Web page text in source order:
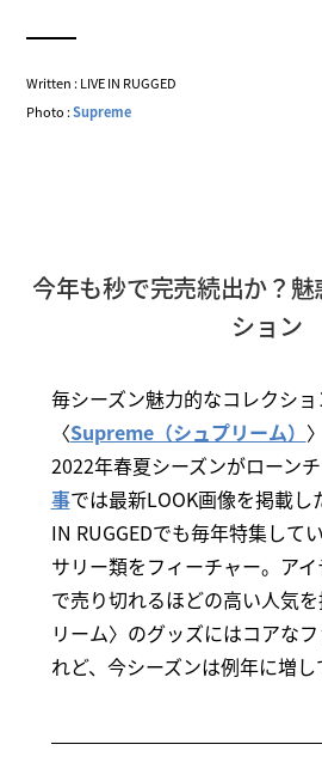
Written : LIVE IN RUGGED
Photo :Supreme
今年も秒で完売続出か？
ション
毎シーズン魅力的なコレクシ
〈Supreme（シュプリーム）
2022年春夏シーズンがローンチ
事では最新LOOK画像を掲載し
IN RUGGEDでも毎年特集して
サリー類をフィーチャー。ア
で売り切れるほどの高い人気
リーム〉のグッズにはコアな
れど、今シーズンは例年に増し